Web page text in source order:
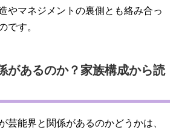
やマネジメントの裏側とも絡み合っ
です。
があるのか？家族構成から読
芸能界と関係があるのかどうかは、